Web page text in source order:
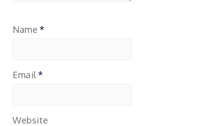
Name *
Email*
Website